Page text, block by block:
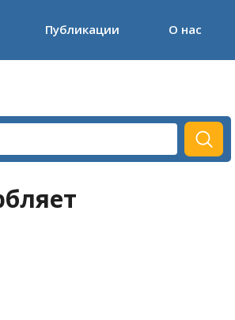
Публикации О нас